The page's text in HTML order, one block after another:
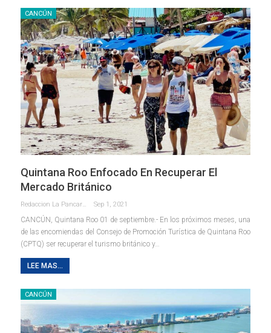
CANCÚN
Quintana Roo Enfocado En Recuperar El
Mercado Británico
Redaccion La Pancarta De Quintana Roo Sep 1, 2021
CANCÚN, Quintana Roo 01 de septiembre.- En los próximos meses, una
de las encomiendas del Consejo de Promoción Turística de Quintana Roo
(CPTQ) ser recuperar el turismo británico y…
LEE MAS...
CANCÚN